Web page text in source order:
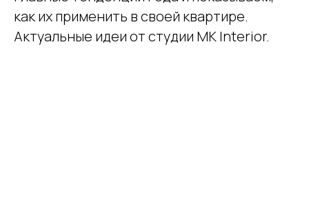
как их применить в своей квартире.
Актуальные идеи от студии MK Interior.